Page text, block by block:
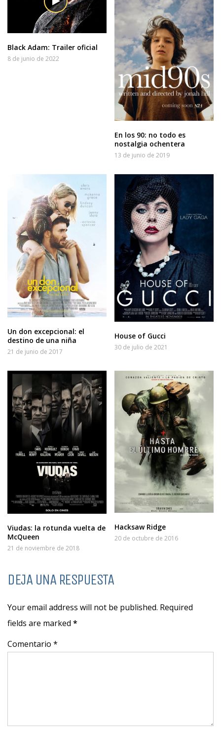
Black Adam: Trailer oficial
8 de junio de 2022
En los 90: no todo es
nostalgia ochentera
13 de junio de 2019
Un don excepcional: el
destino de una niña
21 de junio de 2017
House of Gucci
30 de julio de 2021
Viudas: la rotunda vuelta de
McQueen
21 de noviembre de 2018
Hacksaw Ridge
20 de octubre de 2016
DEJA UNA RESPUESTA
Your email address will not be published. Required
fields are marked *
Comentario *